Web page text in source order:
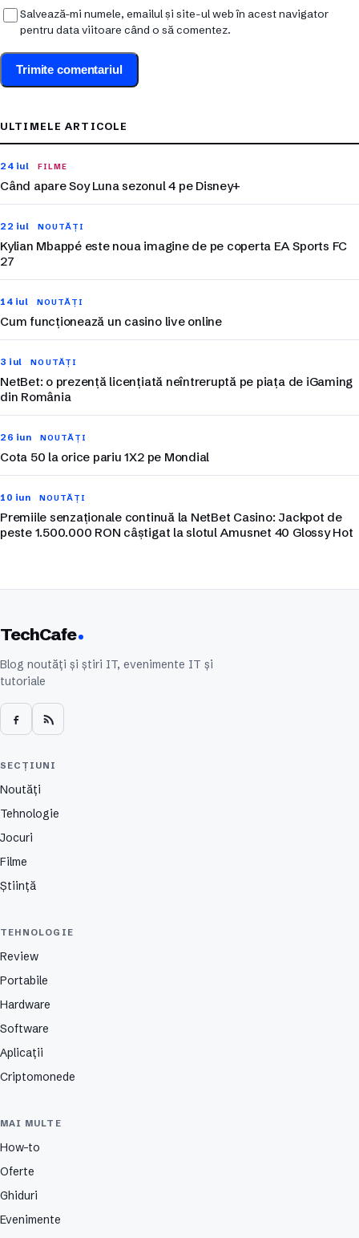
Salvează-mi numele, emailul și site-ul web în acest navigator
pentru data viitoare când o să comentez.
ULTIMELE ARTICOLE
24 iul FILME
Când apare Soy Luna sezonul 4 pe Disney+
22 iul NOUTĂȚI
Kylian Mbappé este noua imagine de pe coperta EA Sports FC
27
14 iul NOUTĂȚI
Cum funcționează un casino live online
3 iul NOUTĂȚI
NetBet: o prezență licențiată neîntreruptă pe piața de iGaming
din România
26 iun NOUTĂȚI
Cota 50 la orice pariu 1X2 pe Mondial
10 iun NOUTĂȚI
Premiile senzaționale continuă la NetBet Casino: Jackpot de
peste 1.500.000 RON câștigat la slotul Amusnet 40 Glossy Hot
TechCafe
Blog noutăți și știri IT, evenimente IT și
tutoriale
SECȚIUNI
Noutăți
Tehnologie
Jocuri
Filme
Știință
TEHNOLOGIE
Review
Portabile
Hardware
Software
Aplicații
Criptomonede
MAI MULTE
How-to
Oferte
Ghiduri
Evenimente